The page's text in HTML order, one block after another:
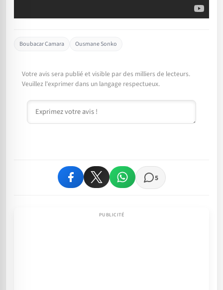
Boubacar Camara Ousmane Sonko
Votre avis sera publié et visible par des milliers de lecteurs.
Veuillez l'exprimer dans un langage respectueux.
Commentaire
5